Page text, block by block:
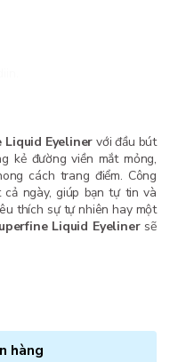
Liquid Eyeliner với đầu bút
kẻ đường viền mắt mỏng,
cách trang điểm. Công
ngày, giúp bạn tự tin và
thích sự tự nhiên hay một
Liquid Eyelinersẽ
hàng